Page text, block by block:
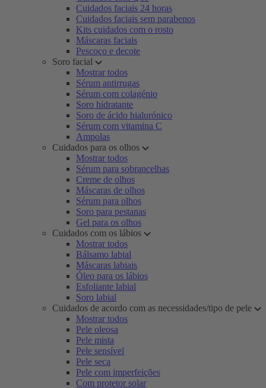
Cuidados faciais 24 horas
Cuidados faciais sem parabenos
Kits cuidados com o rosto
Máscaras faciais
Pescoço e decote
Soro facial
Mostrar todos
Sérum antirrugas
Sérum com colagénio
Soro hidratante
Soro de ácido hialurónico
Sérum com vitamina C
Ampolas
Cuidados para os olhos
Mostrar todos
Sérum para sobrancelhas
Creme de olhos
Máscaras de olhos
Sérum para olhos
Soro para pestanas
Gel para os olhos
Cuidados com os lábios
Mostrar todos
Bálsamo labial
Máscaras labiais
Óleo para os lábios
Esfoliante labial
Soro labial
Cuidados de acordo com as necessidades/tipo de pele
Mostrar todos
Pele oleosa
Pele mista
Pele sensível
Pele seca
Pele com imperfeições
Com protetor solar